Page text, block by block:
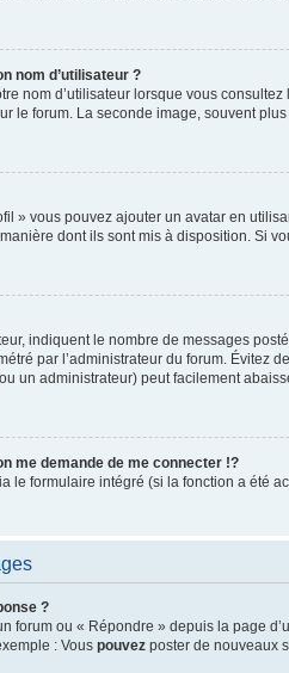
nom d’utilisateur ?
nom d’utilisateur lorsque vous
le forum. La seconde image, souvent
» vous pouvez ajouter un avatar en
dont ils sont mis à disposition. Si
indiquent le nombre de messages
par l’administrateur du forum.
un administrateur) peut facilement
me demande de me connecter !?
le formulaire intégré (si la fonction a été
?
forum ou « Répondre » depuis la page
: Vous pouvez poster de nouveaux